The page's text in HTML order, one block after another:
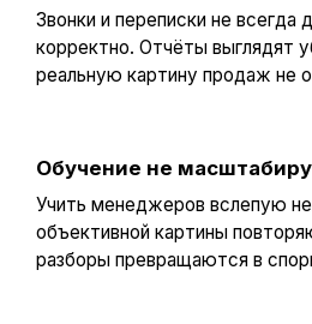
Звонки и переписки не всегда
корректно. Отчёты выглядят
реальную картину продаж не
Обучение не
Учить менеджеров вслепую
объективной картины
разборы превращаются в